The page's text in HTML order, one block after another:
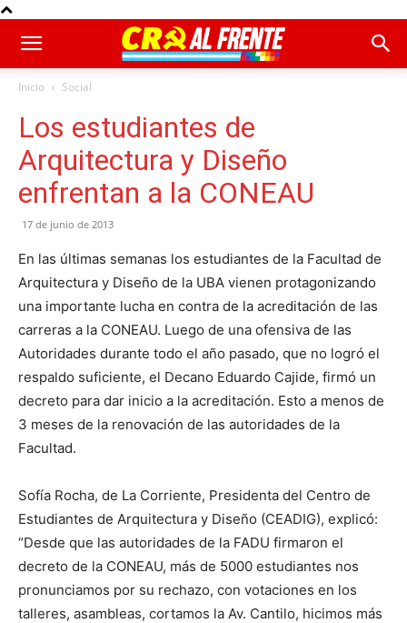
Inicio Social
Los estudiantes de
Arquitectura y Diseño
enfrentan a la CONEAU
17 de junio de 2013
En las últimas semanas los estudiantes de la Facultad de
Arquitectura y Diseño de la UBA vienen protagonizando
una importante lucha en contra de la acreditación de las
carreras a la CONEAU. Luego de una ofensiva de las
Autoridades durante todo el año pasado, que no logró el
respaldo suficiente, el Decano Eduardo Cajide, firmó un
decreto para dar inicio a la acreditación. Esto a menos de
3 meses de la renovación de las autoridades de la
Facultad.
Sofía Rocha, de La Corriente, Presidenta del Centro de
Estudiantes de Arquitectura y Diseño (CEADIG), explicó:
“Desde que las autoridades de la FADU firmaron el
decreto de la CONEAU, más de 5000 estudiantes nos
pronunciamos por su rechazo, con votaciones en los
talleres, asambleas, cortamos la Av. Cantilo, hicimos más